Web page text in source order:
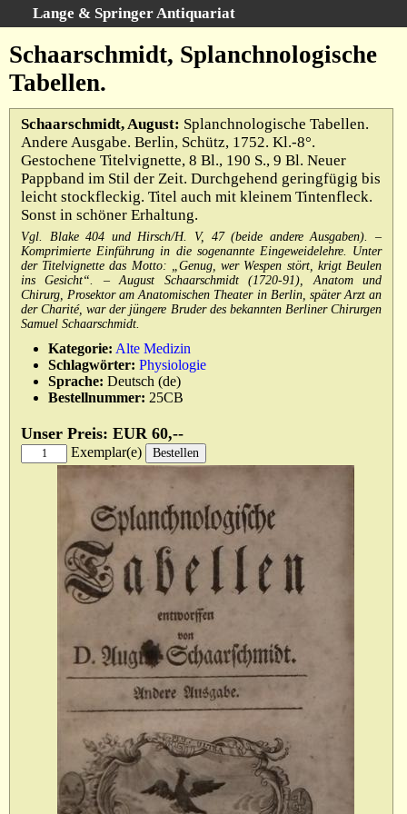
Lange & Springer Antiquariat
Startseite
Kategorien
Schlagwörter
Gesamtbestand
Warenkorb
Ankauf
AGB
Widerruf
Datenschutz
Schaarschmidt, Splanchnologische
Tabellen.
Schaarschmidt, August: Splanchnologische Tabellen.
Andere Ausgabe. Berlin, Schütz, 1752. Kl.-8°.
Gestochene Titelvignette, 8 Bl., 190 S., 9 Bl. Neuer
Pappband im Stil der Zeit. Durchgehend geringfügig bis
leicht stockfleckig. Titel auch mit kleinem Tintenfleck.
Sonst in schöner Erhaltung.
Vgl. Blake 404 und Hirsch/H. V, 47 (beide andere Ausgaben). –
Komprimierte Einführung in die sogenannte Eingeweidelehre. Unter
der Titelvignette das Motto: „Genug, wer Wespen stört, krigt Beulen
ins Gesicht“. – August Schaarschmidt (1720-91), Anatom und
Chirurg, Prosektor am Anatomischen Theater in Berlin, später Arzt an
der Charité, war der jüngere Bruder des bekannten Berliner Chirurgen
Samuel Schaarschmidt.
Kategorie: Alte Medizin
Schlagwörter: Physiologie
Sprache: Deutsch (de)
Bestellnummer: 25CB
Unser Preis: EUR 60,--
Exemplar(e)